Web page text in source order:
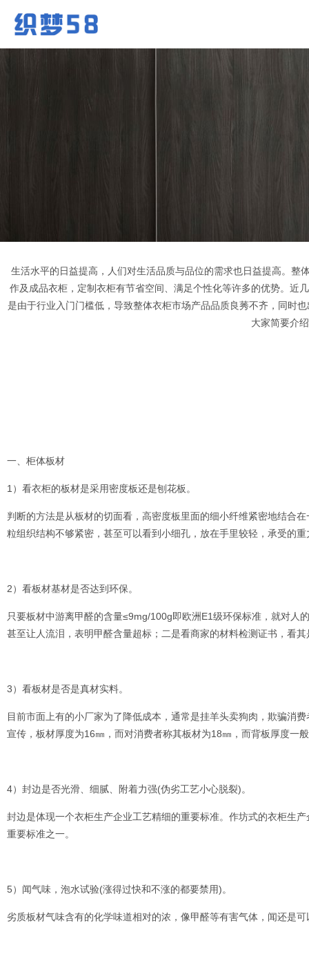
生活水平的日益提高，人们对生活品质与品位的需求也日益提高。
作及成品衣柜，定制衣柜有节省空间、满足个性化等许多的优势。近
是由于行业入门门槛低，导致整体衣柜市场产品品质良莠不齐，同时
大家简要介
一、柜体板材
1）看衣柜的板材是采用密度板还是刨花板。
判断的方法是从板材的切面看，高密度板里面的细小纤维紧密地结合
粒组织结构不够紧密，甚至可以看到小细孔，放在手里较轻，承受的
2）看板材基材是否达到环保。
只要板材中游离甲醛的含量≤9mg/100g即欧洲E1级环保标准，就对人
甚至让人流泪，表明甲醛含量超标；二是看商家的材料检测证书，看
3）看板材是否是真材实料。
目前市面上有的小厂家为了降低成本，通常是挂羊头卖狗肉，欺骗消
宣传，板材厚度为16㎜，而对消费者称其板材为18㎜，而背板厚度一
4）封边是否光滑、细腻、附着力强(伪劣工艺小心脱裂)。
封边是体现一个衣柜生产企业工艺精细的重要标准。作坊式的衣柜生
重要标准之一。
5）闻气味，泡水试验(涨得过快和不涨的都要禁用)。
劣质板材气味含有的化学味道相对的浓，像甲醛等有害气体，闻还是